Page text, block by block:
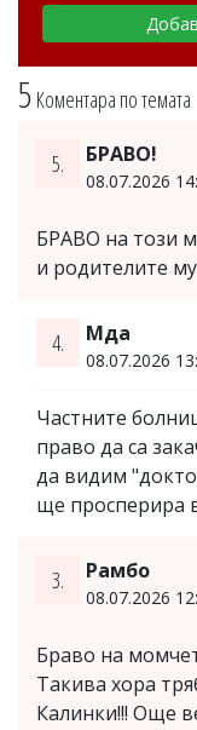
5 Коментара по темата
5. БРАВО!
08.07.2026
БРАВО на този
и родителите
4. Мда
08.07.2026
Частните
право да са
да видим
ще просперира
3. Рамбо
08.07.2026
Браво на
Такива хора
Калинки!!! Още